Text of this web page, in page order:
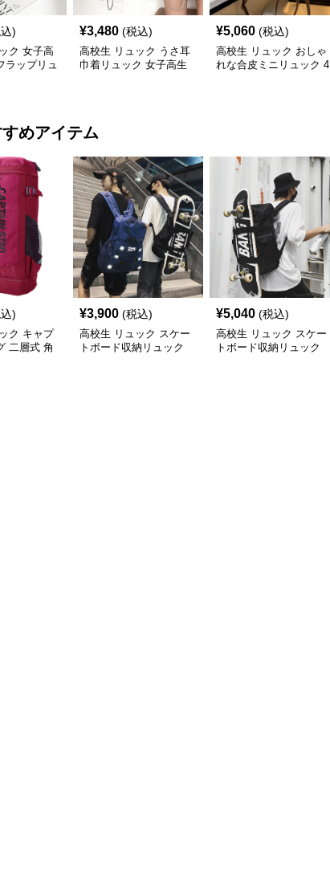
)
ク 女子高
ラップリュ
¥3,480 (税込)
高校生 リュック うさ耳
巾着リュック 女子高生
¥5,060 (税込)
高校生 リュック おしゃ
れな合皮ミニリュック 4
めアイテム
)
ク キャプ
二層式 角
¥3,900 (税込)
高校生 リュック スケー
トボード収納リュック
¥5,040 (税込)
高校生 リュック スケー
トボード収納リュック